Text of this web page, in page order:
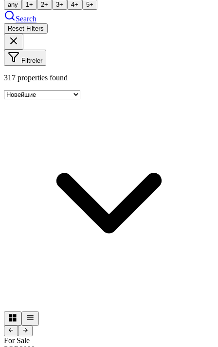
any 1+ 2+ 3+ 4+ 5+
Search
Reset Filters
Filtreler
317 properties found
For Sale